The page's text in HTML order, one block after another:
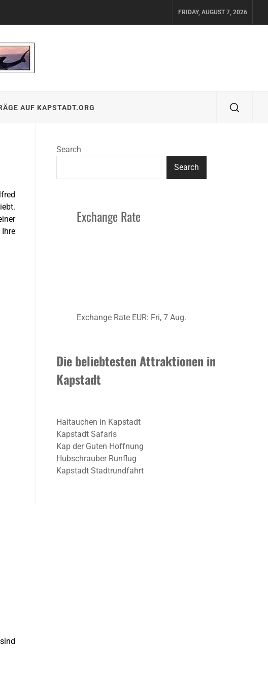
FRIDAY, AUGUST 7, 2026
AUF KAPSTADT.ORG
Search
Search
Exchange Rate
Exchange Rate EUR: Fri, 7 Aug.
Die beliebtesten Attraktionen in
Kapstadt
Haitauchen in Kapstadt
Kapstadt Safaris
Kap der Guten Hoffnung
Hubschrauber Runflug
Kapstadt Stadtrundfahrt